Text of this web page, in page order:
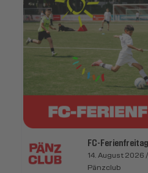
FC-
14. August
Pänzclub